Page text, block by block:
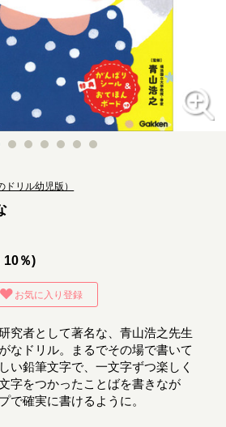
リル幼児版）
10％)
お気に入り登録
究者として著名な、青山浩之先生
なドリル。まるでその場で書いて
い鉛筆文字で、一文字ずつ楽しく
字をつかったことばを書きなが
で確実に書けるように。